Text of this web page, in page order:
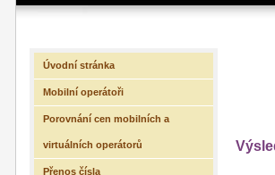
Úvodní stránka
Mobilní operátoři
Porovnání cen mobilních a
virtuálních operátorů
Přenos čísla